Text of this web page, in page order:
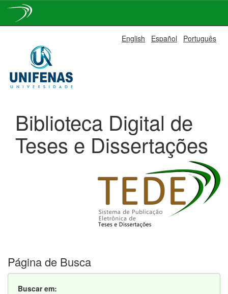
navigation
English Español Português
Biblioteca Digital de
Teses e Dissertações
Página de Busca
Buscar em: